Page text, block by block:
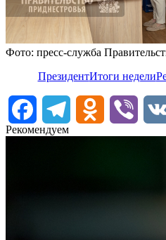
Фото: пресс-служба
ПрезидентИтоги недели
FacebookTelegram Viber
Рекомендуем